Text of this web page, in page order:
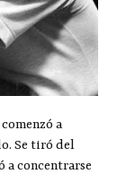
a
Se tiró del
a concentrarse